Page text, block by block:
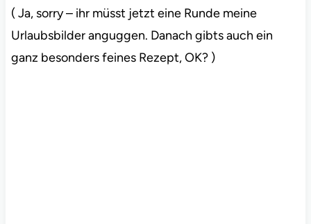
( Ja, sorry – ihr müsst jetzt eine Runde meine
Urlaubsbilder anguggen. Danach gibts auch ein
ganz besonders feines Rezept, OK? )